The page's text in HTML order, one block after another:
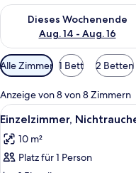
Dieses Wochenende
Aug. 14 - Aug. 16
Überprüfe die
Verfügbare
Filter
für
Zimmer
Alle Zimmer 1 Bett 2 Betten
Anzeige von 8 von 8 Zimmern
Alle
Fotos
für
Einzelzimmer,
9
Einzelzimmer,
10 m²
Platz für 1 Person